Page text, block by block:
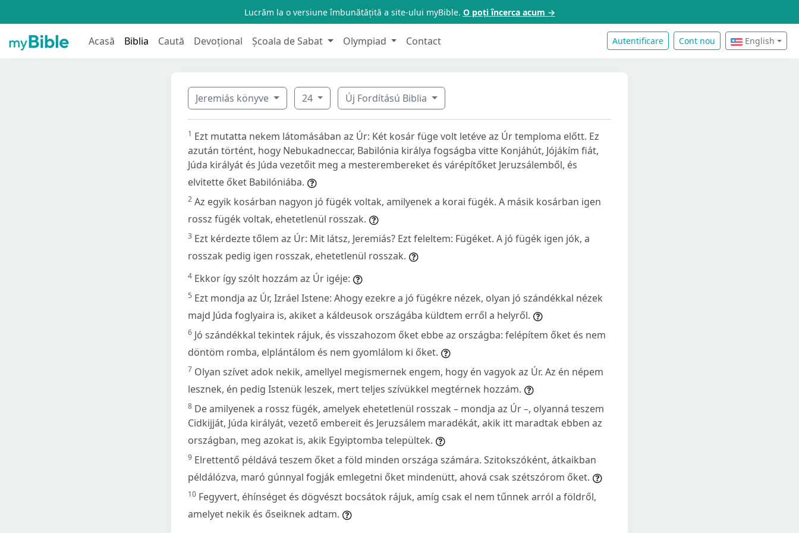
Lucrăm la o versiune îmbunătățită a site-ului myBible. O poți încerca acum →
Acasă Biblia Caută Devoțional Școala de Sabat Olympiad Contact Autentificare Cont nou English
Jeremiás könyve 24 Új Fordítású Biblia
1 Ezt mutatta nekem látomásában az Úr: Két kosár füge volt letéve az Úr temploma előtt. Ez
azután történt, hogy Nebukadneccar, Babilónia királya fogságba vitte Konjáhút, Jójákím fiát,
Júda királyát és Júda vezetőit meg a mesterembereket és várépítőket Jeruzsálemből, és
elvitette őket Babilóniába.
2 Az egyik kosárban nagyon jó fügék voltak, amilyenek a korai fügék. A másik kosárban igen
rossz fügék voltak, ehetetlenül rosszak.
3 Ezt kérdezte tőlem az Úr: Mit látsz, Jeremiás? Ezt feleltem: Fügéket. A jó fügék igen jók, a
rosszak pedig igen rosszak, ehetetlenül rosszak.
4 Ekkor így szólt hozzám az Úr igéje:
5 Ezt mondja az Úr, Izráel Istene: Ahogy ezekre a jó fügékre nézek, olyan jó szándékkal nézek
majd Júda foglyaira is, akiket a káldeusok országába küldtem erről a helyről.
6 Jó szándékkal tekintek rájuk, és visszahozom őket ebbe az országba: felépítem őket és nem
döntöm romba, elplántálom és nem gyomlálom ki őket.
7 Olyan szívet adok nekik, amellyel megismernek engem, hogy én vagyok az Úr. Az én népem
lesznek, én pedig Istenük leszek, mert teljes szívükkel megtérnek hozzám.
8 De amilyenek a rossz fügék, amelyek ehetetlenül rosszak – mondja az Úr –, olyanná teszem
Cidkijját, Júda királyát, vezető embereit és Jeruzsálem maradékát, akik itt maradtak ebben az
országban, meg azokat is, akik Egyiptomba települtek.
9 Elrettentő példává teszem őket a föld minden országa számára. Szitokszóként, átkaikban
példálózva, maró gúnnyal fogják emlegetni őket mindenütt, ahová csak szétszórom őket.
10 Fegyvert, éhínséget és dögvészt bocsátok rájuk, amíg csak el nem tűnnek arról a földről,
amelyet nekik és őseiknek adtam.